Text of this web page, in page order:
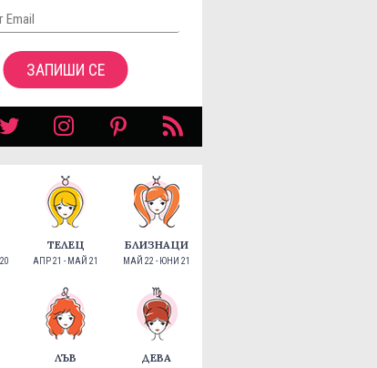
ЗАПИШИ СЕ
ТЕЛЕЦ
АПР 21 - МАЙ 21
БЛИЗНАЦИ
МАЙ 22 - ЮНИ 21
ЛЪВ ДЕВА